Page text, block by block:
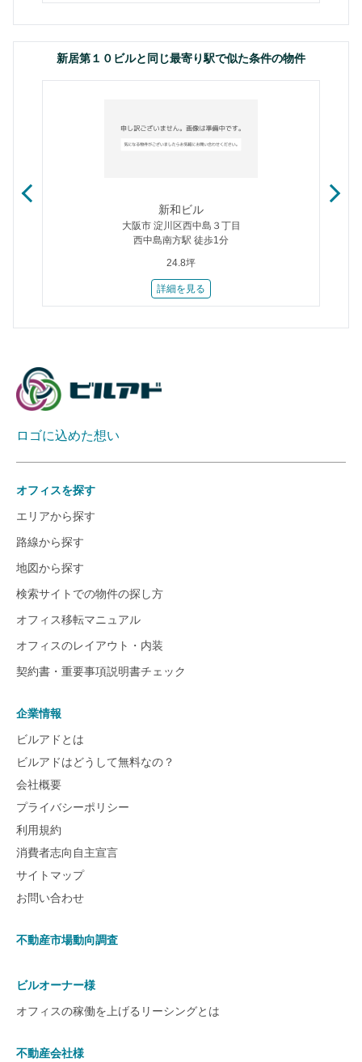
新居第１０ビルと同じ最寄り駅で似た条件の物件
新和ビル
大阪市 淀川区西中島３丁目
西中島南方駅 徒歩1分
24.8坪
詳細を見る
ロゴに込めた想い
オフィスを探す
エリアから探す
路線から探す
地図から探す
検索サイトでの物件の探し方
オフィス移転マニュアル
オフィスのレイアウト・内装
契約書・重要事項説明書チェック
企業情報
ビルアドとは
ビルアドはどうして無料なの？
会社概要
プライバシーポリシー
利用規約
消費者志向自主宣言
サイトマップ
お問い合わせ
不動産市場動向調査
ビルオーナー様
オフィスの稼働を上げるリーシングとは
不動産会社様